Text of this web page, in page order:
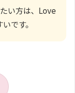
い方は、Love
です。